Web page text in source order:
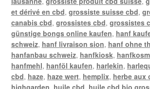
et dérivé en cbd, grossiste suisse cbd,
canabis cbd, grossistes cbd, grossistes
günstige bongs online kaufen, hanf
schweiz, hanf livraison sion, hanf ohne
hanfanbau schweiz, hanfkiosk,
hanfmehl, hanföl kaufen, harlekin,
cbd, haze, haze wert, hemplix, herbe aux
highgarden, huile cbd, huile cbd bio